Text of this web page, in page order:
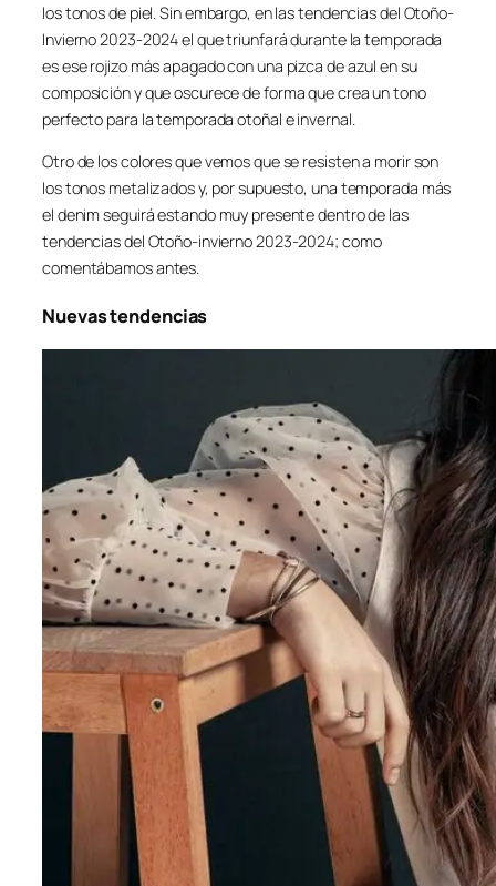
los tonos de piel. Sin embargo, en las tendencias del Otoño-
Invierno 2023-2024 el que triunfará durante la temporada
es ese rojizo más apagado con una pizca de azul en su
composición y que oscurece de forma que crea un tono
perfecto para la temporada otoñal e invernal.
Otro de los colores que vemos que se resisten a morir son
los tonos metalizados y, por supuesto, una temporada más
el denim seguirá estando muy presente dentro de las
tendencias del Otoño-invierno 2023-2024; como
comentábamos antes.
Nuevas tendencias